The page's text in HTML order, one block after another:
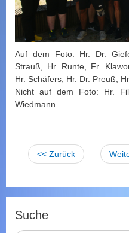
Auf dem Foto: Hr. Dr.
Strauß, Hr. Runte, Fr.
Hr. Schäfers, Hr. Dr. Preuß,
Nicht auf dem Foto: Hr.
Wiedmann
<< Zurück
Suche